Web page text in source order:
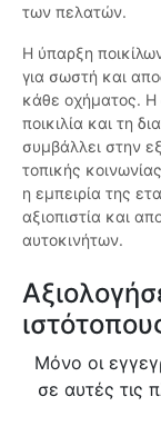
των πελατών.
Η ύπαρξη
για σωστή και
κάθε οχήματος. Η
ποικιλία και τη
συμβάλλει στην
τοπικής
η εμπειρία της
αξιοπιστία και
αυτοκινήτων.
Μόνο οι
σε αυτές τις